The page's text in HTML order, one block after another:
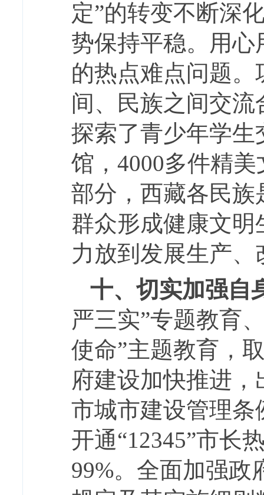
定”的转变不断深
势保持平稳。用
的热点难点问题
间、民族之间交
探索了青少年学
馆，4000多件精
部分，西藏各民
群众形成健康文
力放到发展生产、
十、切实加强自
严三实”专题教育
使命”主题教育，
府建设加快推进
市城市建设管理条
开通“12345”市长
99%。全面加强政